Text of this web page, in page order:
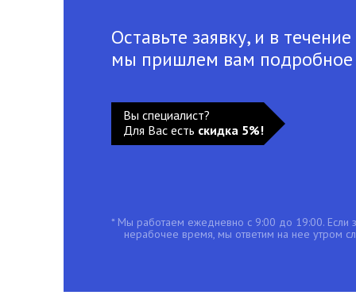
Оставьте заявку, и в
мы пришлем вам
Вы специалист?
Для Вас есть скидка 5%!
* Мы работаем ежедневно с 9:00 до 19:00. Если
нерабочее время, мы ответим на нее утром